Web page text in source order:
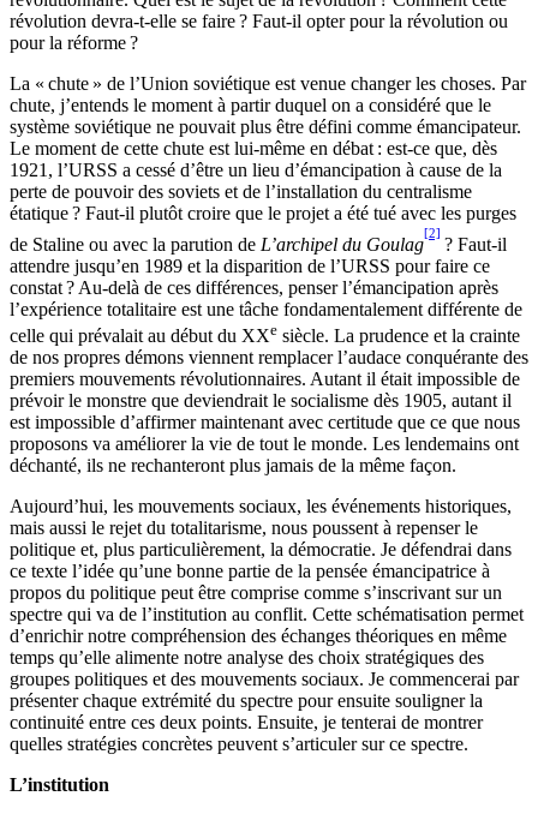
révolution devra-t-elle se faire ? Faut-il opter pour la révolution ou
pour la réforme ?
La « chute » de l’Union soviétique est venue changer les choses. Par
chute, j’entends le moment à partir duquel on a considéré que le
système soviétique ne pouvait plus être défini comme émancipateur.
Le moment de cette chute est lui-même en débat : est-ce que, dès
1921, l’URSS a cessé d’être un lieu d’émancipation à cause de la
perte de pouvoir des soviets et de l’installation du centralisme
étatique ? Faut-il plutôt croire que le projet a été tué avec les purges
de Staline ou avec la parution de L’archipel du Goulag
[2]
? Faut-il
attendre jusqu’en 1989 et la disparition de l’URSS pour faire ce
constat ? Au-delà de ces différences, penser l’émancipation après
l’expérience totalitaire est une tâche fondamentalement différente de
celle qui prévalait au début du XXe siècle. La prudence et la crainte
de nos propres démons viennent remplacer l’audace conquérante des
premiers mouvements révolutionnaires. Autant il était impossible de
prévoir le monstre que deviendrait le socialisme dès 1905, autant il
est impossible d’affirmer maintenant avec certitude que ce que nous
proposons va améliorer la vie de tout le monde. Les lendemains ont
déchanté, ils ne rechanteront plus jamais de la même façon.
Aujourd’hui, les mouvements sociaux, les événements historiques,
mais aussi le rejet du totalitarisme, nous poussent à repenser le
politique et, plus particulièrement, la démocratie. Je défendrai dans
ce texte l’idée qu’une bonne partie de la pensée émancipatrice à
propos du politique peut être comprise comme s’inscrivant sur un
spectre qui va de l’institution au conflit. Cette schématisation permet
d’enrichir notre compréhension des échanges théoriques en même
temps qu’elle alimente notre analyse des choix stratégiques des
groupes politiques et des mouvements sociaux. Je commencerai par
présenter chaque extrémité du spectre pour ensuite souligner la
continuité entre ces deux points. Ensuite, je tenterai de montrer
quelles stratégies concrètes peuvent s’articuler sur ce spectre.
L’institution